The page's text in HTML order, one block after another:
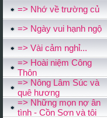
=> Nhớ về trường củ
=> Ngày vui hạnh ngộ
=> Vài cảm nghỉ...
=> Hoài niệm Công
Thôn
=> Nông Lâm Súc và
quê hương
=> Những mọn nợ ân
tình - Cồn Sơn và tôi